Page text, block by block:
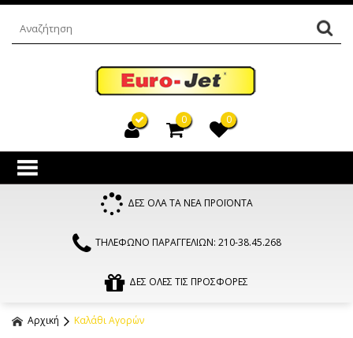
0 0
ΔΕΣ ΟΛΑ ΤΑ ΝΕΑ ΠΡΟΪΟΝΤΑ
ΤΗΛΕΦΩΝΟ ΠΑΡΑΓΓΕΛΙΩΝ: 210-38.45.268
ΔΕΣ ΟΛΕΣ ΤΙΣ ΠΡΟΣΦΟΡΕΣ
Αρχική Καλάθι Αγορών